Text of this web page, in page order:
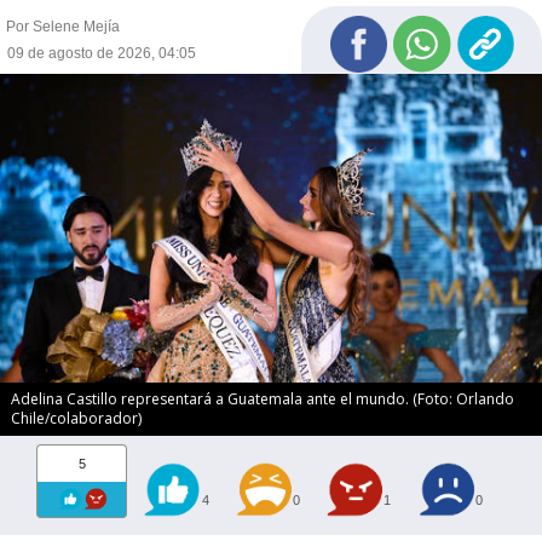
Por Selene Mejía
09 de agosto de 2026, 04:05
Adelina Castillo representará a Guatemala ante el mundo. (Foto: Orlando
Chile/colaborador)
5
4 0 1 0